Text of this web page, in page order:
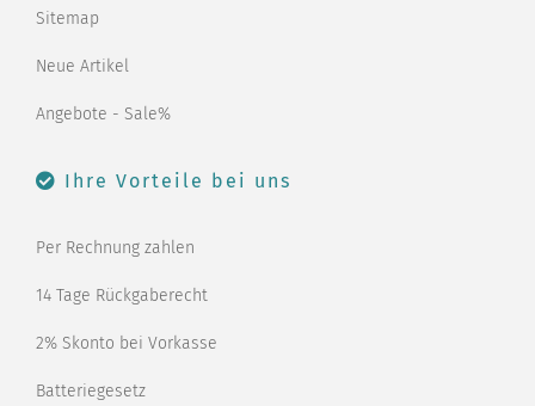
Sitemap
Neue Artikel
Angebote - Sale%
Ihre Vorteile bei uns
Per Rechnung zahlen
14 Tage Rückgaberecht
2% Skonto bei Vorkasse
Batteriegesetz